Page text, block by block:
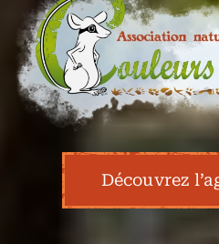
Découvrez